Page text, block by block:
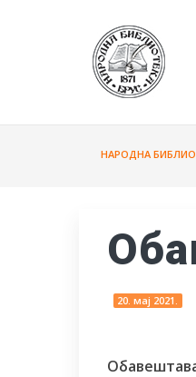
НАРОДНА
20. мај 2021.